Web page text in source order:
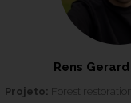
Rens
Projeto: Forest